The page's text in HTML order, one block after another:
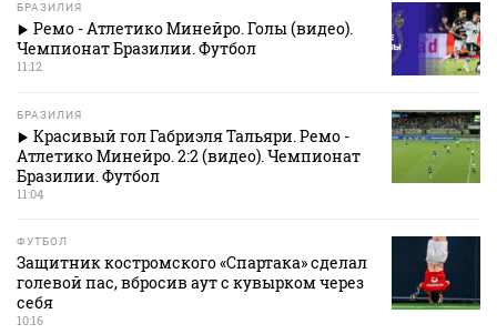
БРАЗИЛИЯ
Ремо - Атлетико Минейро. Голы (видео).
Чемпионат Бразилии. Футбол
11:12
БРАЗИЛИЯ
Красивый гол Габриэля Тальяри. Ремо -
Атлетико Минейро. 2:2 (видео). Чемпионат
Бразилии. Футбол
11:04
ФУТБОЛ
Защитник костромского «Спартака» сделал
голевой пас, вбросив аут с кувырком через
себя
10:16